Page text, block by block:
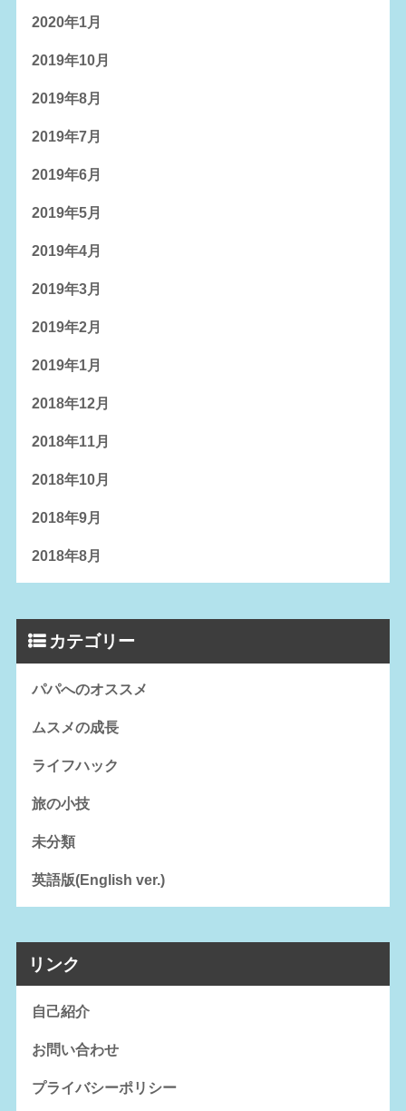
2020年1月
2019年10月
2019年8月
2019年7月
2019年6月
2019年5月
2019年4月
2019年3月
2019年2月
2019年1月
2018年12月
2018年11月
2018年10月
2018年9月
2018年8月
カテゴリー
パパへのオススメ
ムスメの成長
ライフハック
旅の小技
未分類
英語版(English ver.)
リンク
自己紹介
お問い合わせ
プライバシーポリシー